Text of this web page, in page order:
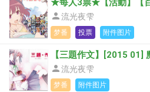
流光夜雫
梦番 投票 附件图片
【三題作文】[2015 01]
流光夜雫
梦番 附件图片